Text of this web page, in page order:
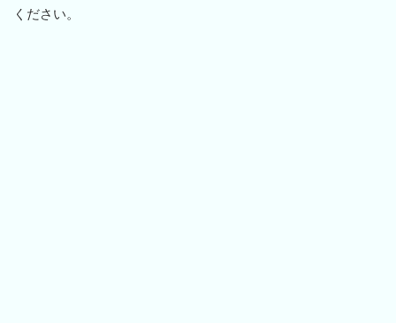
ください。